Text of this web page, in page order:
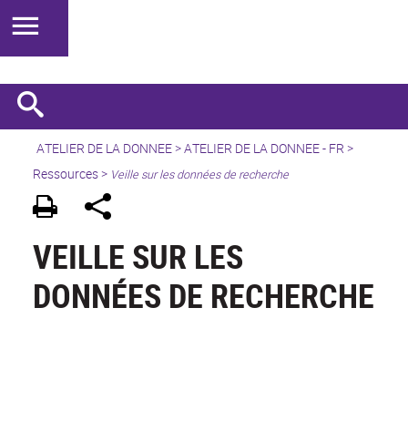
ATELIER DE LA DONNEE>ATELIER DE LA DONNEE - FR >
Ressources > Veille sur les données de recherche
VEILLE SUR LES
DONNÉES DE RECHERCHE